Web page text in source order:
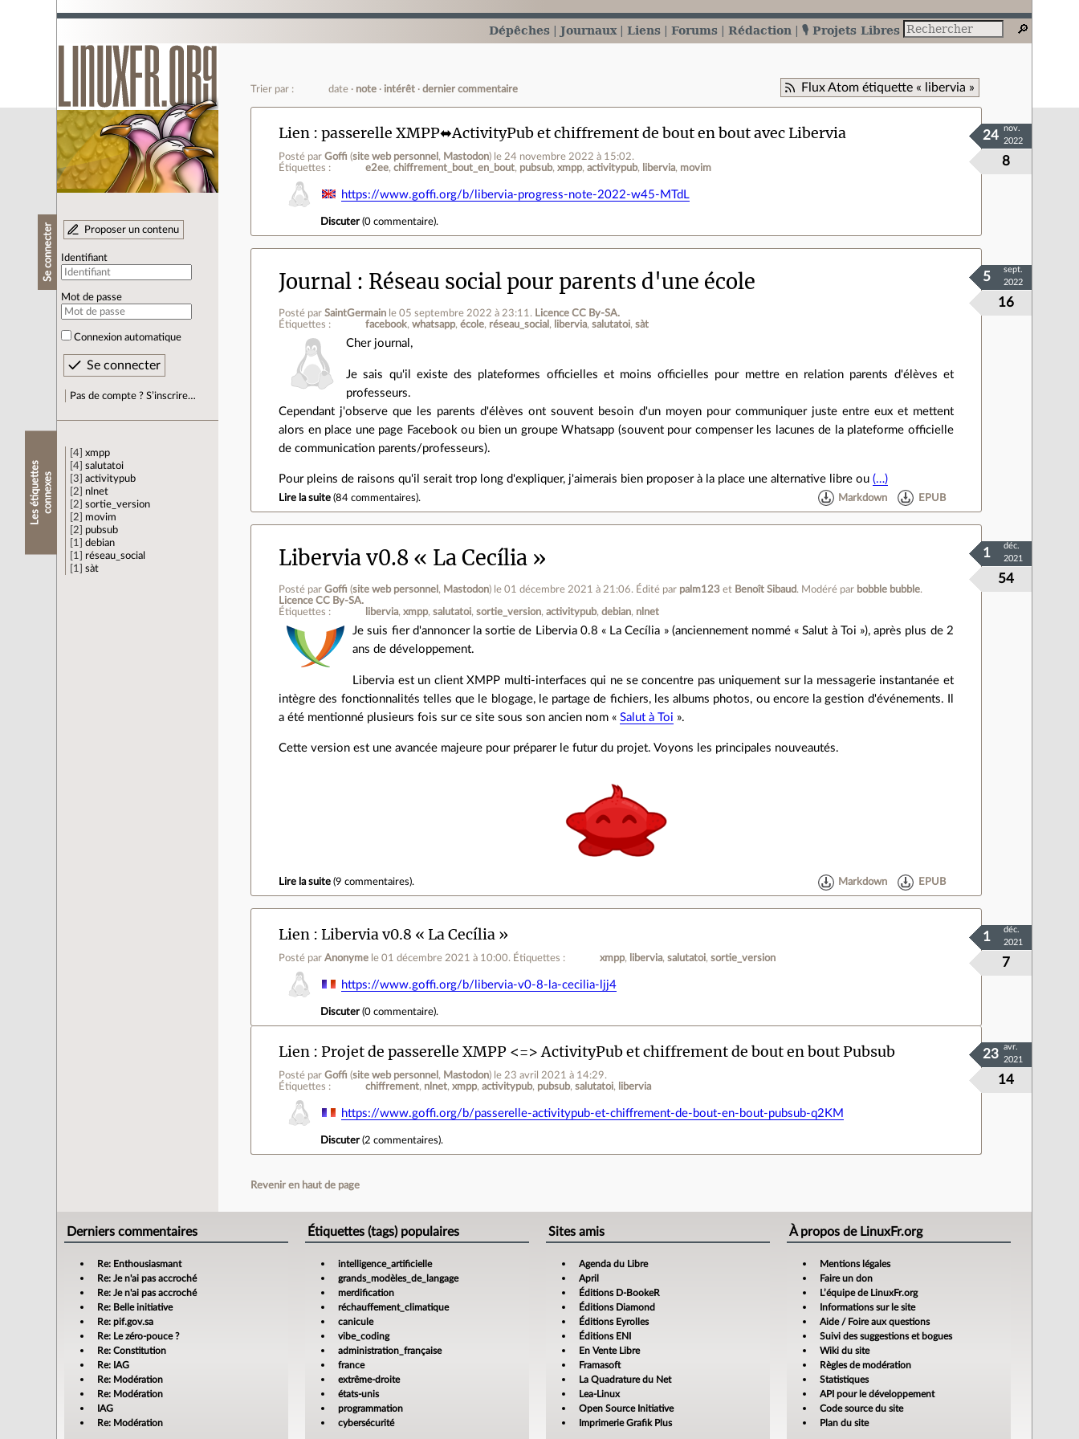
Dépêches Journaux Liens Forums Rédaction 🎙️ Projets Libres
Se connecter Proposer un contenu
Identifiant
Mot de passe
Connexion automatique
Pas de compte ? S’inscrire…
L
e
s
é
t
i
q
u
e
tt
e
s
c
o
n
n
e
x
es
4
xmpp
4
salutatoi
3
activitypub
2
nlnet
2
sortie_version
2
movim
2
pubsub
1
debian
1
réseau_social
1
sàt
Flux Atom étiquette « libervia »
Trier par : date note intérêt dernier commentaire
Lien passerelle XMPP⬌ActivityPub et chiffrement de bout en bout avec Libervia
Posté parGoffi (site web personnel , Mastodon) le 24 novembre 2022 à 15:02.
Étiquettes :
e2ee chiffrement_bout_en_bout pubsub xmpp activitypub libervia movim 8
24
nov.
2022
https://www.goffi.org/b/libervia-progress-note-2022-w45-MTdL
Discuter(0 commentaire).
Journal Réseau social pour parents d'une école
Posté parSaintGermain le 05 septembre 2022 à 23:11 . Licence CC By‑SA.
Étiquettes :
facebook whatsapp école réseau_social libervia salutatoi sàt
16
5
sept.
2022
Cher journal,
Je sais qu'il existe des plateformes officielles et moins officielles pour mettre en relation parents d'élèves et
professeurs.
Cependant j'observe que les parents d'élèves ont souvent besoin d'un moyen pour communiquer juste entre eux et mettent
alors en place une page Facebook ou bien un groupe Whatsapp (souvent pour compenser les lacunes de la plateforme officielle
de communication parents/professeurs).
Pour pleins de raisons qu'il serait trop long d'expliquer, j'aimerais bien proposer à la place une alternative libre ou(…)
Lire la suite (84 commentaires). Markdown EPUB
Libervia v0.8 « La Cecília »
Posté parGoffi (site web personnel , Mastodon) le 01 décembre 2021 à 21:06. Édité par palm123 et Benoît Sibaud. Modéré par bobble bubble.
Licence CC By‑SA.
Étiquettes :
libervia xmpp salutatoi sortie_version activitypub debian nlnet
54
1
déc.
2021
Je suis fier d'annoncer la sortie de Libervia 0.8 « La Cecília » (anciennement nommé « Salut à Toi »), après plus de 2
ans de développement.
Libervia est un client XMPP multi-interfaces qui ne se concentre pas uniquement sur la messagerie instantanée et
intègre des fonctionnalités telles que le blogage, le partage de fichiers, les albums photos, ou encore la gestion d'événements. Il
a été mentionné plusieurs fois sur ce site sous son ancien nom «Salut à Toi ».
Cette version est une avancée majeure pour préparer le futur du projet. Voyons les principales nouveautés.
Lire la suite (9 commentaires). Markdown EPUB
Lien Libervia v0.8 « La Cecília »
Posté parAnonyme le 01 décembre 2021 à 10:00. Étiquettes : xmpp libervia salutatoi sortie_version 7
1
déc.
2021
https://www.goffi.org/b/libervia-v0-8-la-cecilia-ljj4
Discuter(0 commentaire).
Lien Projet de passerelle XMPP <=> ActivityPub et chiffrement de bout en bout Pubsub
Posté parGoffi (site web personnel , Mastodon) le 23 avril 2021 à 14:29.
Étiquettes :
chiffrement nlnet xmpp activitypub pubsub salutatoi libervia 14
23
avr.
2021
https://www.goffi.org/b/passerelle-activitypub-et-chiffrement-de-bout-en-bout-pubsub-q2KM
Discuter(2 commentaires).
Revenir en haut de page
Derniers commentaires
Re: Enthousiasmant
Re: Je n'ai pas accroché
Re: Je n'ai pas accroché
Re: Belle initiative
Re: pif.gov.sa
Re: Le zéro-pouce ?
Re: Constitution
Re: IAG
Re: Modération
Re: Modération
IAG
Re: Modération
Étiquettes (tags) populaires
intelligence_artificielle
grands_modèles_de_langage
merdification
réchauffement_climatique
canicule
vibe_coding
administration_française
france
extrême-droite
états-unis
programmation
cybersécurité
Sites amis
Agenda du Libre
April
Éditions D-BookeR
Éditions Diamond
Éditions Eyrolles
Éditions ENI
En Vente Libre
Framasoft
La Quadrature du Net
Lea-Linux
Open Source Initiative
Imprimerie Grafik Plus
À propos de LinuxFr.org
Mentions légales
Faire un don
L’équipe de LinuxFr.org
Informations sur le site
Aide / Foire aux questions
Suivi des suggestions et bogues
Wiki du site
Règles de modération
Statistiques
API pour le développement
Code source du site
Plan du site